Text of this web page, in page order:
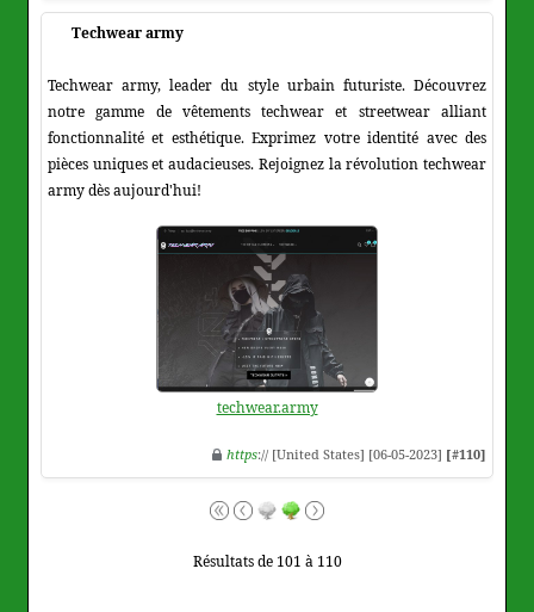
Techwear army
Techwear army, leader du style urbain futuriste. Découvrez
notre gamme de vêtements techwear et streetwear alliant
fonctionnalité et esthétique. Exprimez votre identité avec des
pièces uniques et audacieuses. Rejoignez la révolution techwear
army dès aujourd'hui!
techwear.army
https:// [United States] [06-05-2023] [#110]
Résultats de 101 à 110